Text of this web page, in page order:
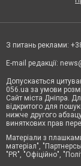
З питань реклами:
E-mail редакції:
Допускається
056.ua за умови
Сайт міста Дніпра.
відкритого для
нижче другого
виняткових прав
Матеріали з
матеріал",
"PR", "Офіційно",